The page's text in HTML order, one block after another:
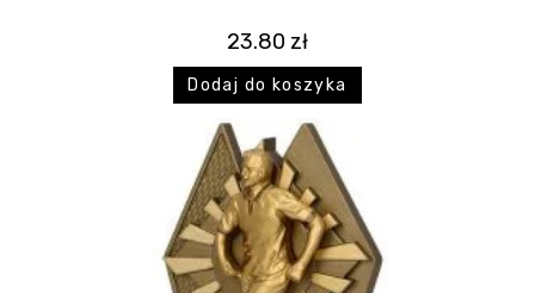
23.80 zł
Dodaj do koszyka